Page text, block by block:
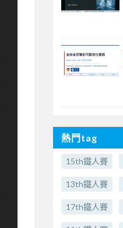
熱門tag
15th鐵人賽
13th鐵人賽
17th鐵人賽